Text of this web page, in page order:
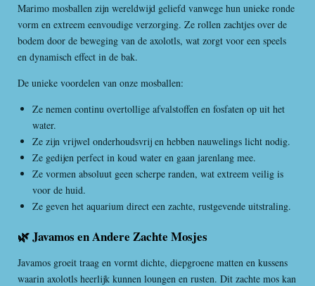
Marimo mosballen zijn wereldwijd geliefd vanwege hun unieke ronde
vorm en extreem eenvoudige verzorging. Ze rollen zachtjes over de
bodem door de beweging van de axolotls, wat zorgt voor een speels
en dynamisch effect in de bak.
De unieke voordelen van onze mosballen:
Ze nemen continu overtollige afvalstoffen en fosfaten op uit het
water.
Ze zijn vrijwel onderhoudsvrij en hebben nauwelings licht nodig.
Ze gedijen perfect in koud water en gaan jarenlang mee.
Ze vormen absoluut geen scherpe randen, wat extreem veilig is
voor de huid.
Ze geven het aquarium direct een zachte, rustgevende uitstraling.
🌿 Javamos en Andere Zachte Mosjes
Javamos groeit traag en vormt dichte, diepgroene matten en kussens
waarin axolotls heerlijk kunnen loungen en rusten. Dit zachte mos kan